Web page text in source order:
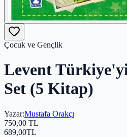
Çocuk ve Gençlik
Levent
Set (5 Kitap)
Yazar:Mustafa Orakçı
750,00 TL
689,00TL